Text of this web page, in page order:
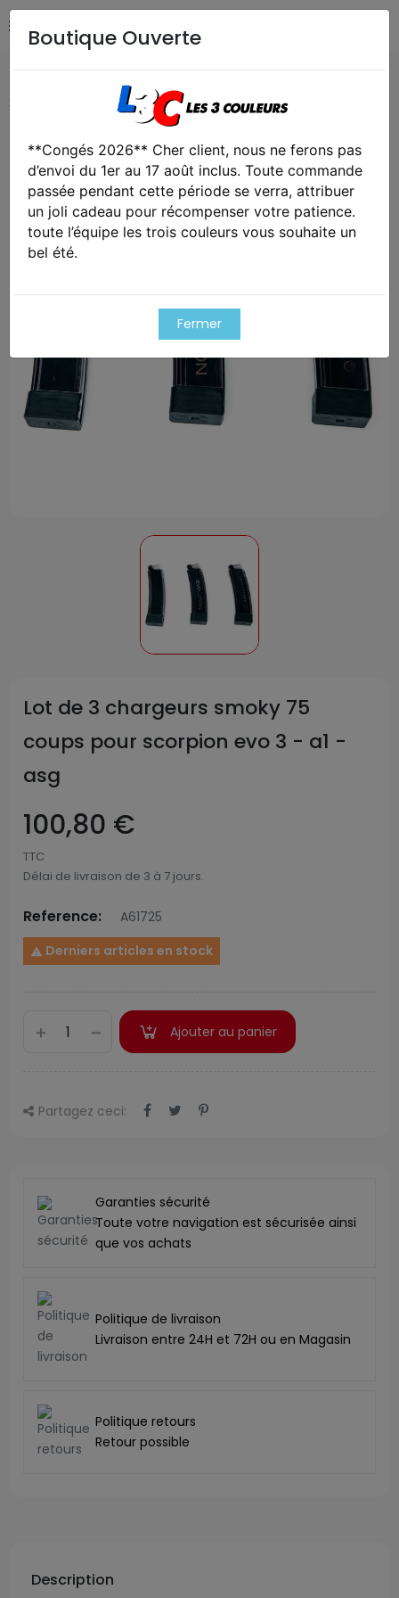
Airsoft / Paintball
3 chargeurs smoky 75 coups pour scorpion evo 3 - a1 - asg
Exclusivité web !
Lot de 3 chargeurs smoky 75
coups pour scorpion evo 3 - a1 -
asg
100,80 €
TTC
Délai de livraison de 3 à 7 jours.
Reference: A61725
 Derniers articles en stock
Ajouter au panier
Partagez ceci:
Garanties sécurité
Toute votre navigation est sécurisée ainsi
que vos achats
Politique de livraison
Livraison entre 24H et 72H ou en Magasin
Politique retours
Retour possible
Description
Boutique Ouverte
**Congés 2026** Cher client, nous ne ferons pas
d’envoi du 1er au 17 août inclus. Toute commande
passée pendant cette période se verra, attribuer
un joli cadeau pour récompenser votre patience.
toute l’équipe les trois couleurs vous souhaite un
bel été.
Fermer